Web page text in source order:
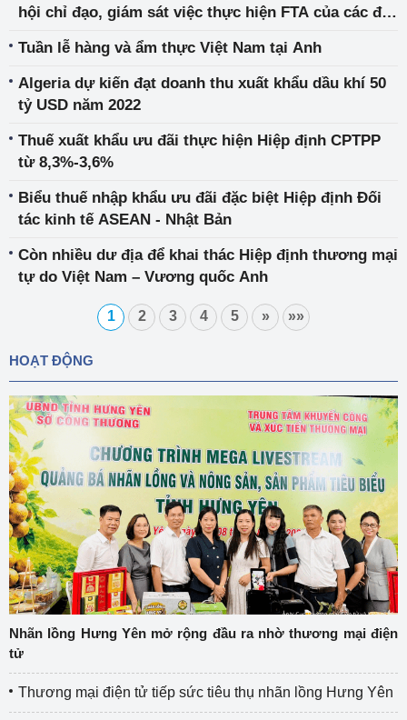
hội chỉ đạo, giám sát việc thực hiện FTA của các địa
Tuần lễ hàng và ẩm thực Việt Nam tại Anh
Algeria dự kiến đạt doanh thu xuất khẩu dầu khí 50
tỷ USD năm 2022
Thuế xuất khẩu ưu đãi thực hiện Hiệp định CPTPP
từ 8,3%-3,6%
Biểu thuế nhập khẩu ưu đãi đặc biệt Hiệp định Đối
tác kinh tế ASEAN - Nhật Bản
Còn nhiều dư địa để khai thác Hiệp định thương mại
tự do Việt Nam – Vương quốc Anh
1 2 3 4 5 » »»
HOẠT ĐỘNG
Nhãn lồng Hưng Yên mở rộng đầu ra nhờ thương mại điện
tử
Thương mại điện tử tiếp sức tiêu thụ nhãn lồng Hưng Yên